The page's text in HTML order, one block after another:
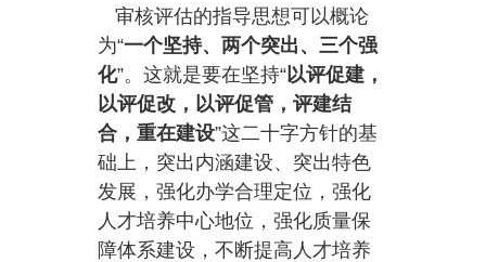
审核评估的指导思想可以概论
为“一个坚持、两个突出、三个强
化”。这就是要在坚持“以评促建，
以评促改，以评促管，评建结
合，重在建设”这二十字方针的基
础上，突出内涵建设、突出特色
发展，强化办学合理定位，强化
人才培养中心地位，强化质量保
障体系建设，不断提高人才培养